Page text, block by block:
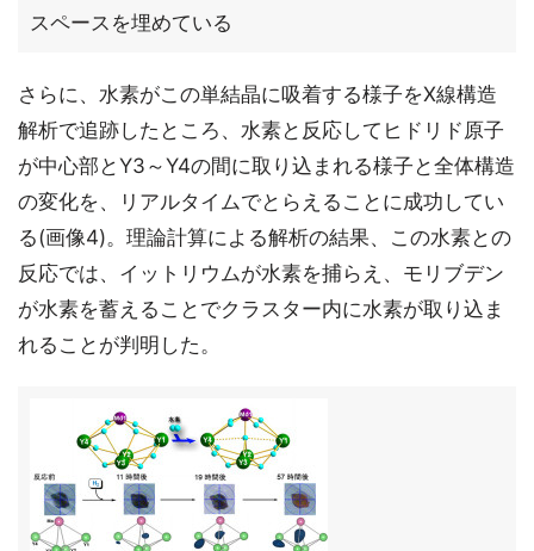
スペースを埋めている
さらに、水素がこの単結晶に吸着する様子をX線構造
解析で追跡したところ、水素と反応してヒドリド原子
が中心部とY3～Y4の間に取り込まれる様子と全体構造
の変化を、リアルタイムでとらえることに成功してい
る(画像4)。理論計算による解析の結果、この水素との
反応では、イットリウムが水素を捕らえ、モリブデン
が水素を蓄えることでクラスター内に水素が取り込ま
れることが判明した。